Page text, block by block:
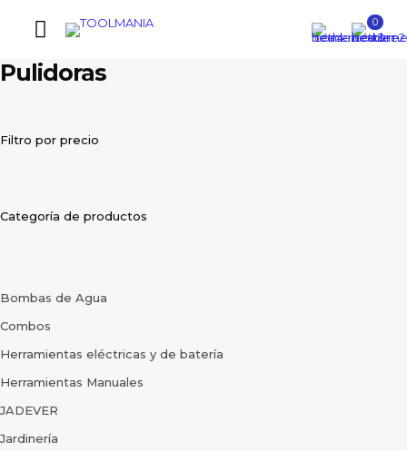
0
Pulidoras
Filtro por precio
Categoría de productos
Bombas de Agua
Combos
Herramientas eléctricas y de batería
Herramientas Manuales
JADEVER
Jardinería